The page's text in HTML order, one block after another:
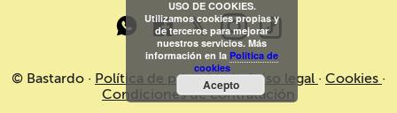
© Bastardo · Política de privacidad·Aviso legal · Cookies ·
Condiciones de contratación
USO DE COOKIES.
Utilizamos cookies propias y
de terceros para mejorar
nuestros servicios. Más
información en la Política de
cookies
Acepto